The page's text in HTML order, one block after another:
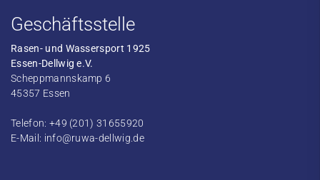
Geschäftsstelle
Rasen- und Wassersport 1925
Essen-Dellwig e.V.
Scheppmannskamp 6
45357 Essen
Telefon: +49 (201) 31655920
E-Mail: info@ruwa-dellwig.de